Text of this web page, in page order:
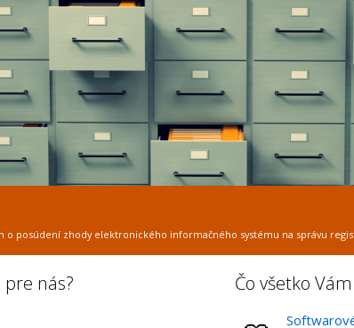
posúdení zhody elektronického informačného systému na správu
nás? Čo všetko